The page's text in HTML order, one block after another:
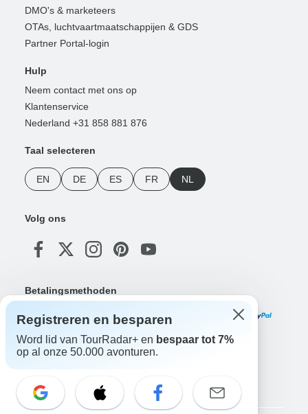
DMO's & marketeers
OTAs, luchtvaartmaatschappijen & GDS
Partner Portal-login
Hulp
Neem contact met ons op
Klantenservice
Nederland +31 858 881 876
Taal selecteren
EN DE ES FR NL
Volg ons
Betalingsmethoden
Registreren en besparen
Word lid van TourRadar+ en bespaar tot 7%
op al onze 50.000 avonturen.